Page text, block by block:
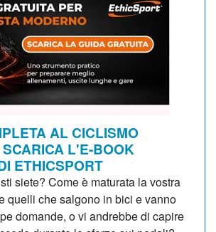
AL CICLISMO
L'E-BOOK
ETHICSPORT
siete? Come è maturata la vostra
quelli che salgono in bici e vanno
domande, o vi andrebbe di capire